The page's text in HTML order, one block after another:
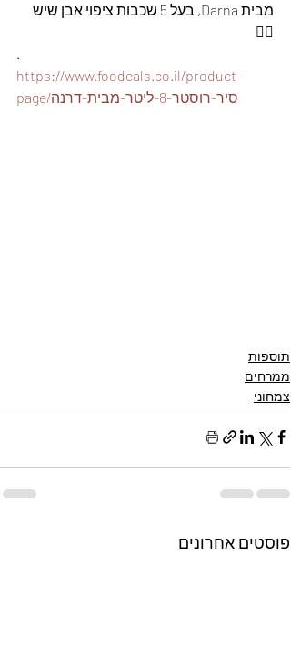
מבית Darna, בעל 5 שכבות ציפוי אבן שיש
👇🏽
.
https://www.foodeals.co.il/product-
page/סיר-רוסטר-8-ליטר-מבית-דרנה
תוספות
ממרחים
צמחוני
פוסטים אחרונים